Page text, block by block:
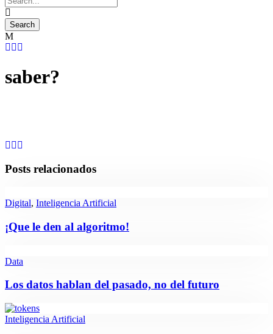
saber?
Posts relacionados
Digital, Inteligencia Artificial
¡Que le den al algoritmo!
Data
Los datos hablan del pasado, no del futuro
Inteligencia Artificial